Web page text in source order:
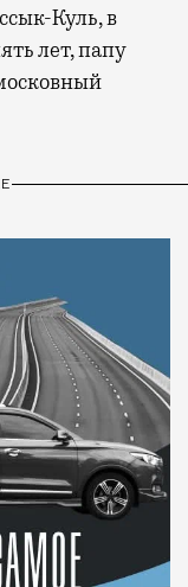
Куль, в
лет, папу